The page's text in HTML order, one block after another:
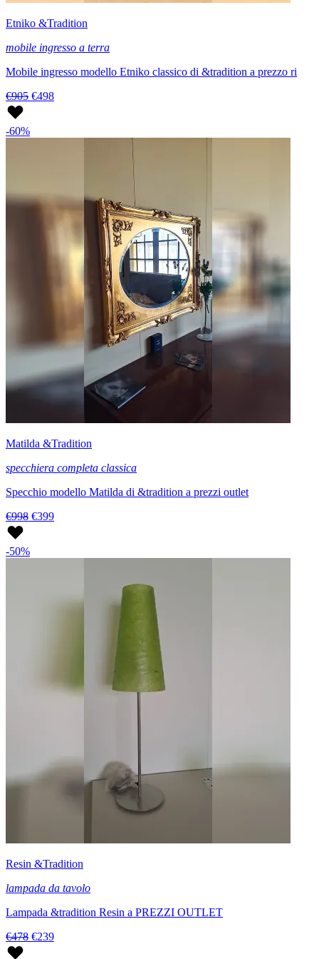
Etniko &Tradition
mobile ingresso a terra
Mobile ingresso modello Etniko classico di &tradition a prezzo ri
€905 €498
-60%
Matilda &Tradition
specchiera completa classica
Specchio modello Matilda di &tradition a prezzi outlet
€998 €399
-50%
Resin &Tradition
lampada da tavolo
Lampada &tradition Resin a PREZZI OUTLET
€478 €239